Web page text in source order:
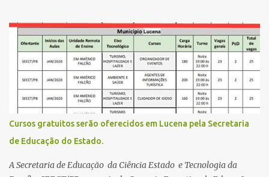
eletrônico da Página do Participante do Enem com o login único
da plataforma de serviços digitais do governo federal, o Gov.br.
Direito de solicitar a isenção O Inep prevê a gratuidade na
inscrição do exame para os seguintes casos: · matriculados no 3º
ano do ensino médio em escola pública, em 2026; LEIA MAIS
Usina Cultural tem fim de semana com literatura, música e evento
solidário Governo da Paraíba empossa 1000 novos professores e
mais convocações devem ocorrer Volta às aulas 2026.1 da
Faculdade Três Marias marca início do semestre e matrículas
seguem abertas para novos alunos · es...
Cursos gratuitos serão oferecidos em Lucena pela Secretaria
de Educação do Estado.
A Secretaria de Educação da Ciência Estado e Tecnologia da